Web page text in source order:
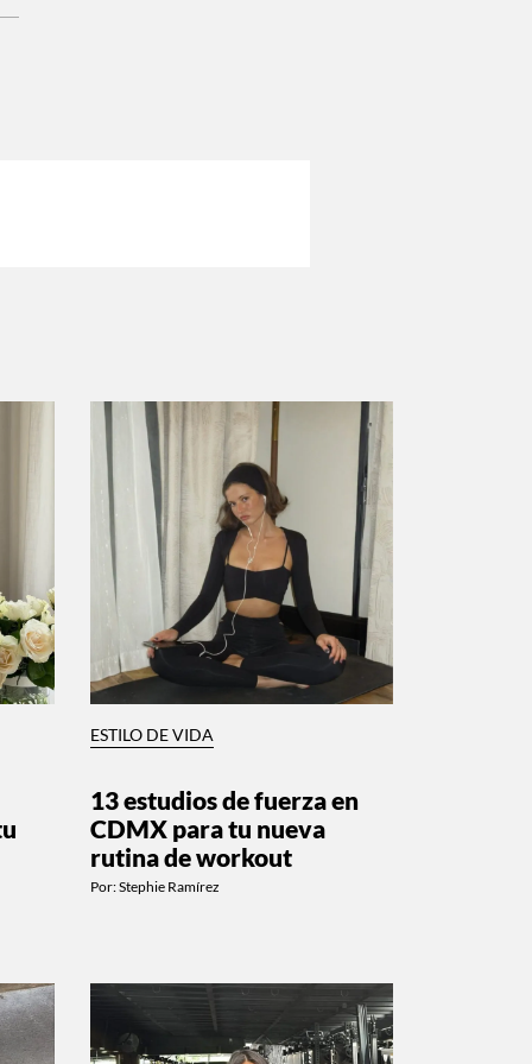
ESTILO DE VIDA
13 estudios de fuerza en
CDMX para tu nueva
rutina de workout
Por:Stephie Ramírez